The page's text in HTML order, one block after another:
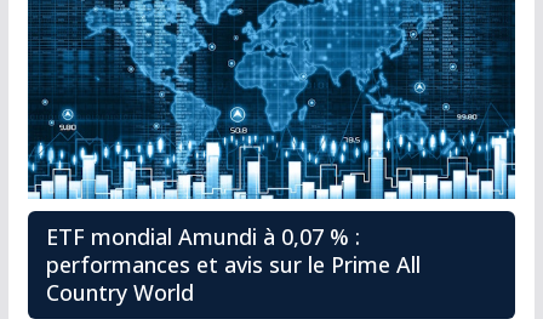
ETF mondial Amundi à 0,07 % :
performances et avis sur le Prime All
Country World